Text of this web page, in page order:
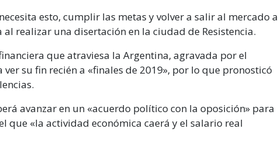
esto, cumplir las metas y volver a salir al mercado a
realizar una disertación en la ciudad de Resistencia.
que atraviesa la Argentina, agravada por el
su fin recién a «finales de 2019», por lo que pronosticó
avanzar en un «acuerdo político con la oposición» para
que «la actividad económica caerá y el salario real